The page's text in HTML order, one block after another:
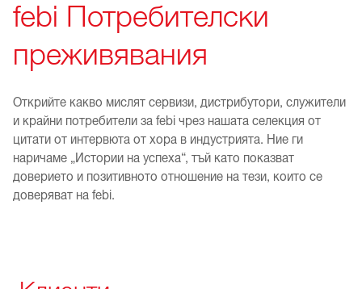
febi Потребителски
преживявания
Открийте какво мислят сервизи, дистрибутори, служители
и крайни потребители за febi чрез нашата селекция от
цитати от интервюта от хора в индустрията. Ние ги
наричаме „Истории на успеха“, тъй като показват
доверието и позитивното отношение на тези, които се
доверяват на febi.